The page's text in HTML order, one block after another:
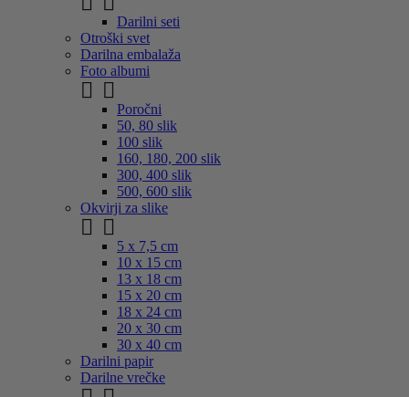
Darilni seti
Otroški svet
Darilna embalaža
Foto albumi
 
Poročni
50, 80 slik
100 slik
160, 180, 200 slik
300, 400 slik
500, 600 slik
Okvirji za slike
 
5 x 7,5 cm
10 x 15 cm
13 x 18 cm
15 x 20 cm
18 x 24 cm
20 x 30 cm
30 x 40 cm
Darilni papir
Darilne vrečke